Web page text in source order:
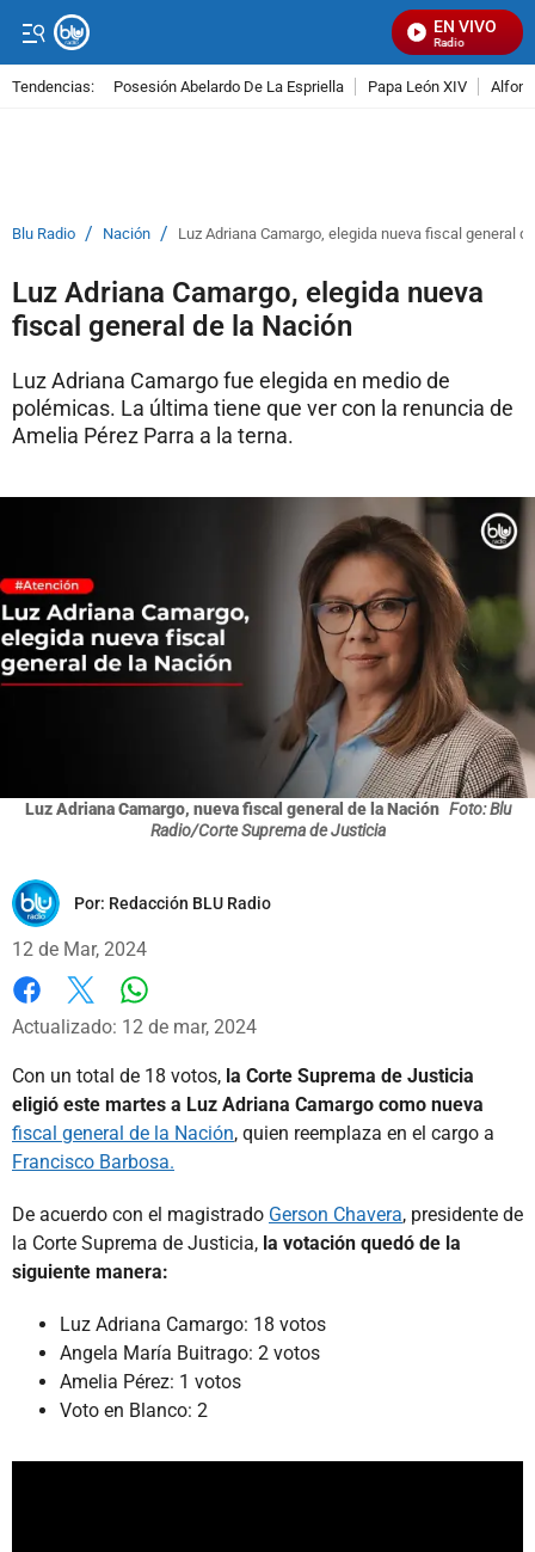
EN VIVO
Señal Visual Radio
Tendencias: Posesión Abelardo De La Espriella Papa León XIV
Blu Radio / Nación / Luz Adriana Camargo, elegida nueva fiscal general
Luz Adriana Camargo, elegida nueva
fiscal general de la Nación
Luz Adriana Camargo fue elegida en medio de
polémicas. La última tiene que ver con la renuncia de
Amelia Pérez Parra a la terna.
Luz Adriana Camargo, nueva fiscal general de la Nación Foto: Blu
Radio/Corte Suprema de Justicia
Por: Redacción BLU Radio
12 de Mar, 2024
Facebook
X
Actualizado: 12 de mar, 2024
Con un total de 18 votos, la Corte Suprema de Justicia
eligió este martes a Luz Adriana Camargo como nueva
fiscal general de la Nación, quien reemplaza en el cargo a
Francisco Barbosa.
De acuerdo con el magistrado Gerson Chavera, presidente de
la Corte Suprema de Justicia, la votación quedó de la
siguiente manera:
Luz Adriana Camargo: 18 votos
Angela María Buitrago: 2 votos
Amelia Pérez: 1 votos
Voto en Blanco: 2